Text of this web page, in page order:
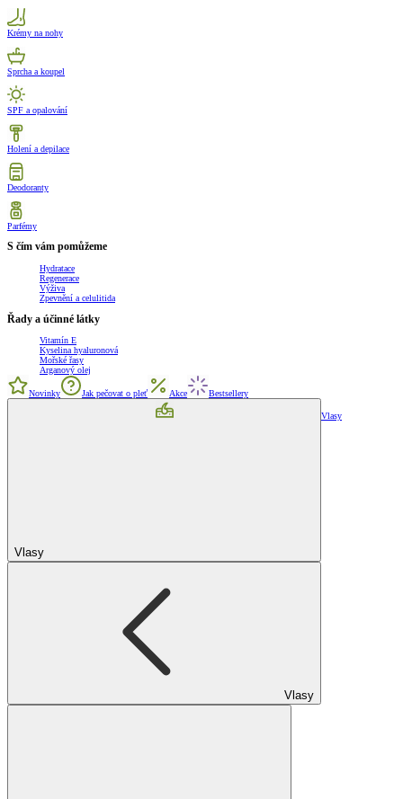
Krémy na nohy
Sprcha a koupel
SPF a opalování
Holení a depilace
Deodoranty
Parfémy
S čím vám pomůžeme
Hydratace
Regenerace
Výživa
Zpevnění a celulitida
Řady a účinné látky
Vitamín E
Kyselina hyaluronová
Mořské řasy
Arganový olej
Novinky Jak pečovat o pleť Akce Bestsellery
Vlasy
Vlasy
Vlasy